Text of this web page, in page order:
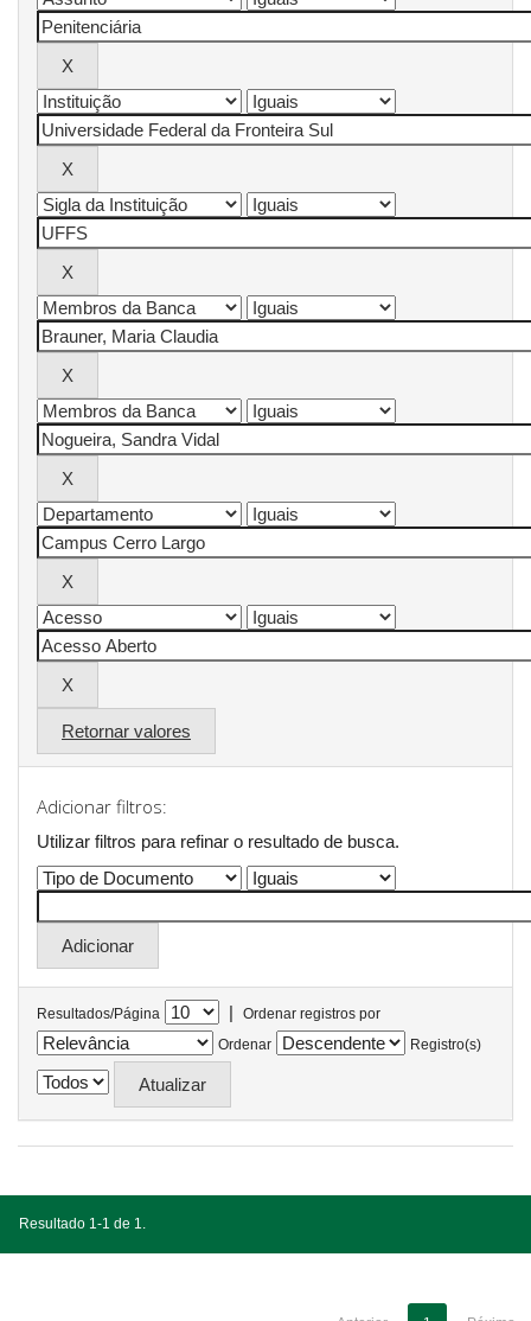
Retornar valores
Adicionar filtros:
Utilizar filtros para refinar o resultado de busca.
Resultados/Página |
Ordenar registros por
Ordenar
Registro(s)
Resultado 1-1 de 1.